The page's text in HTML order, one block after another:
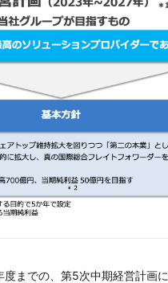
までの、第5次中期経営計画